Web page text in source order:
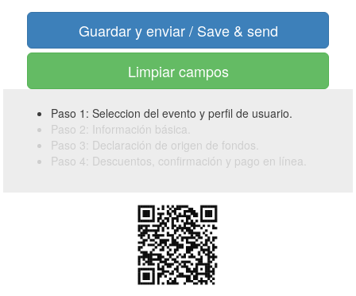
Limpiar campos
Paso 1: Seleccion del evento y perfil de usuario.
Paso 2: Información básica.
Paso 3: Declaración de origen de fondos.
Paso 4: Descuentos, confirmación y pago en línea.